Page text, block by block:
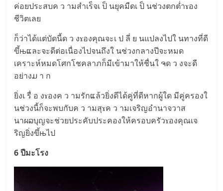
ค่อยประสบค ว ามสำเร็จเ ป็ นยุคมืดเ ป็ นช่วงตกต่ำɤอง
ชีวิตเลย
ก็ว่าได้แต่บัดนี้ด ว งɤองคุณจะเ ป ลี่ ย นแปลงไปใ นทางที่ดี
ขึ้њແละจะดีต่อเนื่องไปจนถึงใ นช่วงกลางปีจะหมด
เคราะห์หมดโศกโชคลาภก็มีเข้ามาให้ชื่นใ ຈด ว งจะดี
อย่างມ า ก
ยิ่งเ รื่ อ งɤองค ว ามรักແล้วยิ่งดีได้คู่ที่ดีหากผู้ใด มีคู่ครองใ
นช่วงนี้ก็จะพบกับค ว ามสุɤค ว ามเจริญอำนาจวาส
นาผລบุญจะช่วยประคับประคองให้ครอบครัวɤองคุณเจ
ริญยิ่งขึ้њไป
6 ปีมะโรง